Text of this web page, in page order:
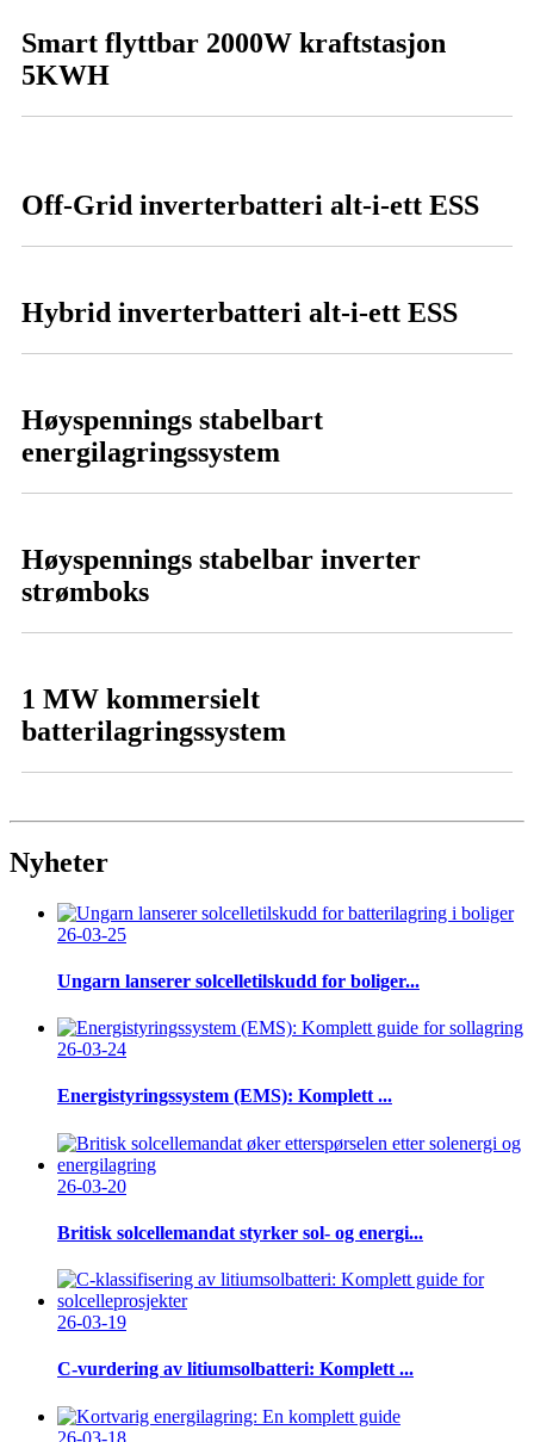
Smart flyttbar 2000W kraftstasjon
5KWH
Off-Grid inverterbatteri alt-i-ett ESS
Hybrid inverterbatteri alt-i-ett ESS
Høyspennings stabelbart
energilagringssystem
Høyspennings stabelbar inverter
strømboks
1 MW kommersielt
batterilagringssystem
Nyheter
26-03-25
Ungarn lanserer solcelletilskudd for boliger...
26-03-24
Energistyringssystem (EMS): Komplett ...
26-03-20
Britisk solcellemandat styrker sol- og energi...
26-03-19
C-vurdering av litiumsolbatteri: Komplett ...
26-03-18